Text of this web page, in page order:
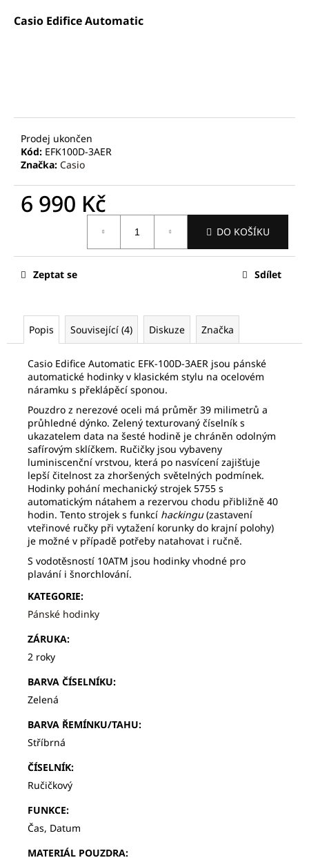
hvězdiček.
Casio Edifice Automatic
Prodej ukončen
Kód: EFK100D-3AER
Značka: Casio
6 990 Kč
DO KOŠÍKU
Zeptat se Sdílet
Popis Související (4) Diskuze Značka
Casio Edifice Automatic EFK-100D-3AER jsou pánské
automatické hodinky v klasickém stylu na ocelovém
náramku s překlápěcí sponou.
Pouzdro z nerezové oceli má průměr 39 milimetrů a
průhledné dýnko. Zelený texturovaný číselník s
ukazatelem data na šesté hodině je chráněn odolným
safírovým sklíčkem. Ručičky jsou vybaveny
luminiscenční vrstvou, která po nasvícení zajišťuje
lepší čitelnost za zhoršených světelných podmínek.
Hodinky pohání mechanický strojek 5755 s
automatickým nátahem a rezervou chodu přibližně 40
hodin. Tento strojek s funkcí hackingu(zastavení
vteřinové ručky při vytažení korunky do krajní polohy)
je možné v případě potřeby natahovat i ručně.
S vodotěsností 10ATM jsou hodinky vhodné pro
plavání i šnorchlování.
KATEGORIE:
Pánské hodinky
ZÁRUKA:
2 roky
BARVA ČÍSELNÍKU:
Zelená
BARVA ŘEMÍNKU/TAHU:
Stříbrná
ČÍSELNÍK:
Ručičkový
FUNKCE:
Čas, Datum
MATERIÁL POUZDRA:
HLEDAT
o
u
u
FREDERIQUE
292MC4P5
21
Původně:
900